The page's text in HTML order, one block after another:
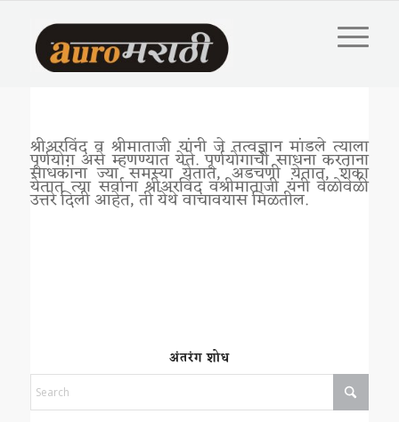
श्रीअरविंद व श्रीमाताजी यांनी जे तत्वज्ञान मांडले त्याला
पूर्णयोग असे म्हणण्यात येते. पूर्णयोगाची साधना करताना
साधकांना ज्या समस्या येतात, अडचणी येतात, शंका
येतात त्या सर्वाना श्रीअरविंद वश्रीमाताजी यंनी वेळोवेळी
उत्तरे दिली आहेत, ती येथे वाचावयास मिळतील.
अंतरंग शोध